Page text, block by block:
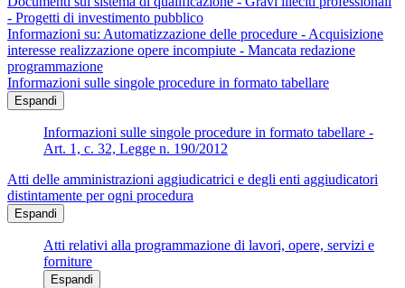
- Progetti di investimento pubblico
Informazioni su: Automatizzazione delle procedure - Acquisizione
interesse realizzazione opere incompiute - Mancata redazione
programmazione
Informazioni sulle singole procedure in formato tabellare
Espandi
Informazioni sulle singole procedure in formato tabellare -
Art. 1, c. 32, Legge n. 190/2012
Atti delle amministrazioni aggiudicatrici e degli enti aggiudicatori
distintamente per ogni procedura
Espandi
Atti relativi alla programmazione di lavori, opere, servizi e
forniture
Espandi